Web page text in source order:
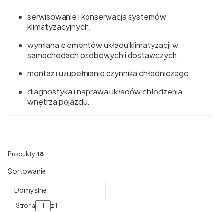
serwisowanie i konserwacja systemów
klimatyzacyjnych,
wymiana elementów układu klimatyzacji w
samochodach osobowych i dostawczych,
montaż i uzupełnianie czynnika chłodniczego,
diagnostyka i naprawa układów chłodzenia
wnętrza pojazdu.
Produkty: 18
Lista produktów
Sortowanie:
Domyślne
Strona z 1